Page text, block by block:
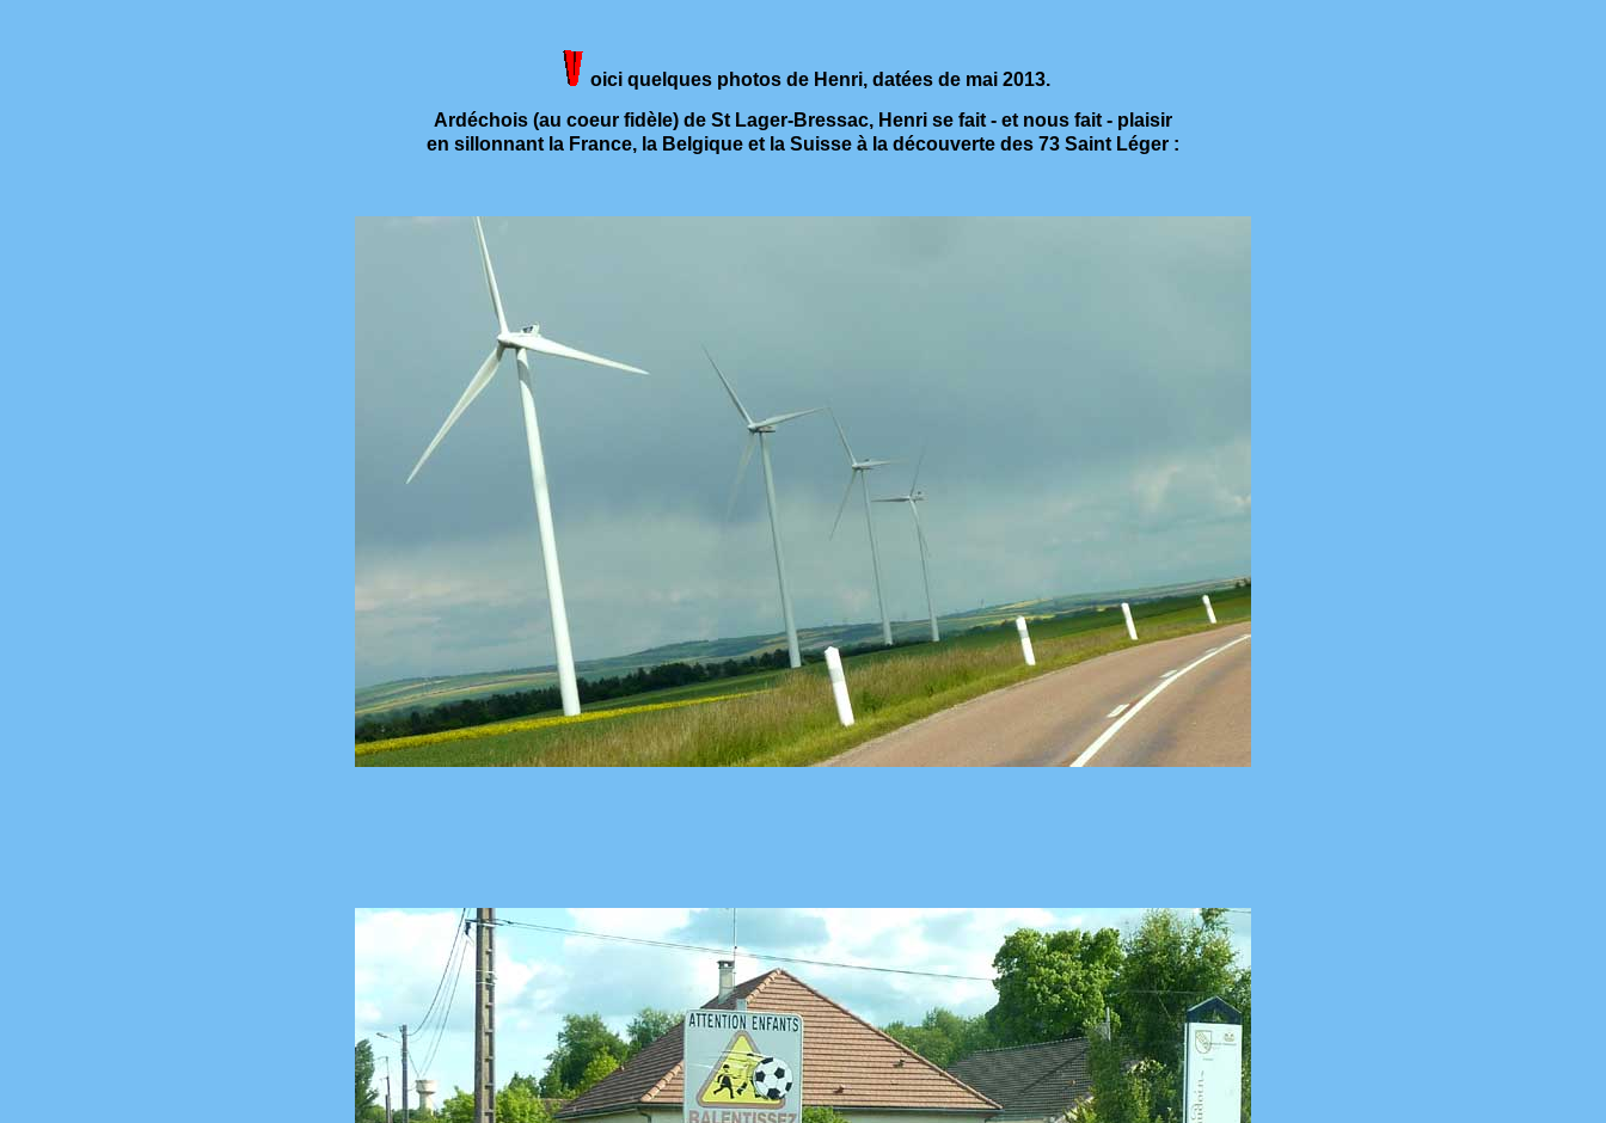
oici quelques photos de Henri, datées de mai 2013.
Ardéchois (au coeur fidèle) de St Lager-Bressac, Henri se fait - et nous fait - plaisir
en sillonnant la France, la Belgique et la Suisse à la découverte des 73 Saint Léger :